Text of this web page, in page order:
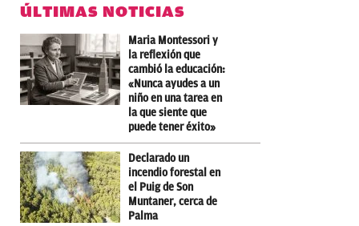
ÚLTIMAS NOTICIAS
Maria Montessori y
la reflexión que
cambió la educación:
«Nunca ayudes a un
niño en una tarea en
la que siente que
puede tener éxito»
Declarado un
incendio forestal en
el Puig de Son
Muntaner, cerca de
Palma